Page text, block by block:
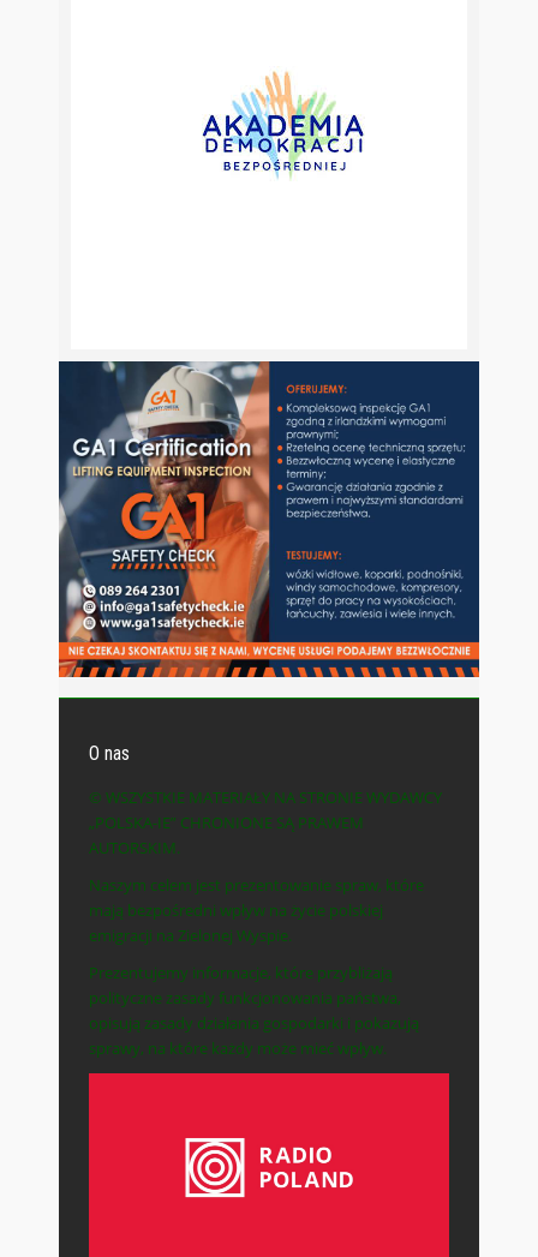
O nas
© WSZYSTKIE MATERIAŁY NA STRONIE WYDAWCY
„POLSKA-IE” CHRONIONE SĄ PRAWEM
AUTORSKIM.
Naszym celem jest prezentowanie spraw, które
mają bezpośredni wpływ na życie polskiej
emigracji na Zielonej Wyspie.
Prezentujemy informacje, które przybliżają
polityczne zasady funkcjonowania państwa,
opisują zasady działania gospodarki i pokazują
sprawy, na które każdy może mieć wpływ.